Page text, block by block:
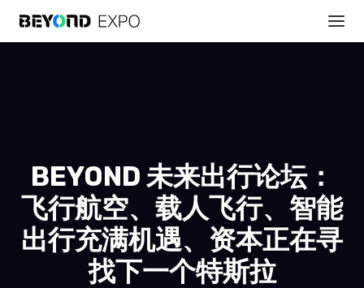
BEYOND 未来出行论坛：
飞行航空、载人飞行、智能
出行充满机遇、资本正在寻
找下一个特斯拉